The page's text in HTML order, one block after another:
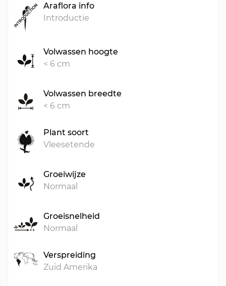
Araflora info
Introductie
Volwassen hoogte
< 6 cm
Volwassen breedte
< 6 cm
Plant soort
Vleesetende
Groeiwijze
Normaal
Groeisnelheid
Normaal
Verspreiding
Zuid Amerika